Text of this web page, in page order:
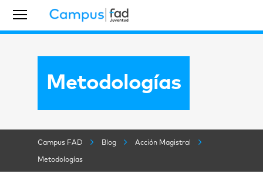
Metodologías
Campus FAD Blog Acción Magistral
Metodologías